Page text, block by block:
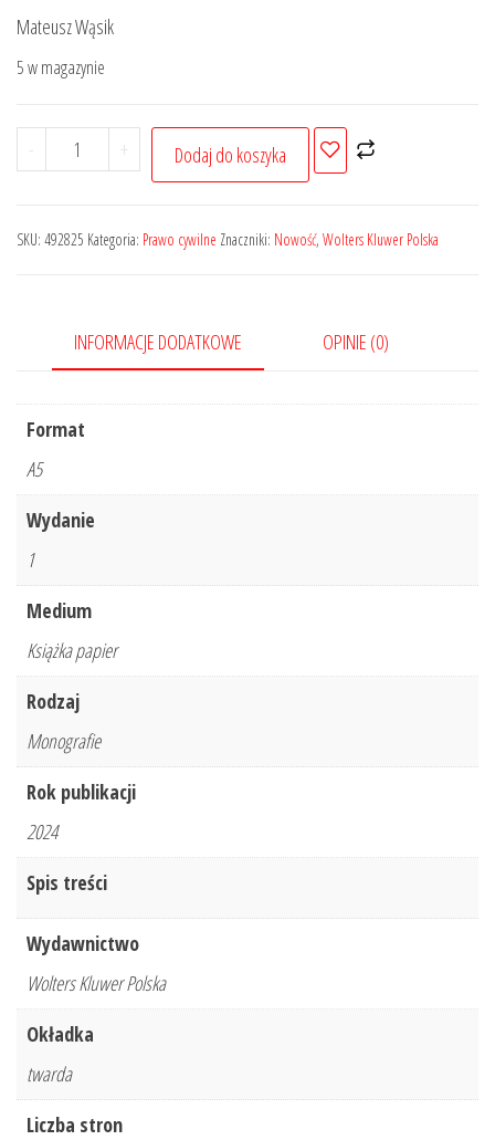
cena
wynosiła:
139,00 zł.
Mateusz Wąsik
5 w magazynie
-
ilość
Związki
tej
braku
w
+ Dodaj do koszyka
SKU: 492825 Kategoria: Prawo cywilne Znaczniki: Nowość, Wolters Kluwer Polska
INFORMACJE DODATKOWE OPINIE (0)
Format
A5
Wydanie
1
Medium
Książka papier
Rodzaj
Monografie
Rok publikacji
2024
Spis treści
Wydawnictwo
Wolters Kluwer Polska
Okładka
twarda
Liczba stron